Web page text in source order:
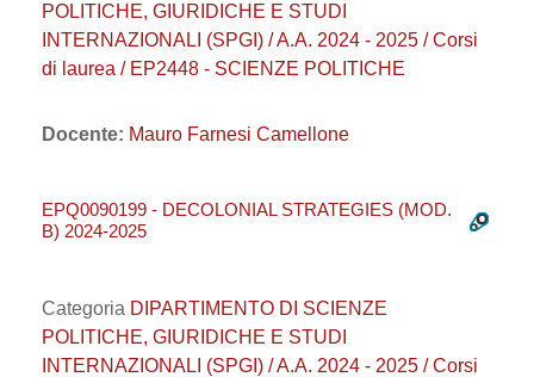
POLITICHE, GIURIDICHE E STUDI
INTERNAZIONALI (SPGI) / A.A. 2024 - 2025 / Corsi
di laurea / EP2448 - SCIENZE POLITICHE
Docente: Mauro Farnesi Camellone
EPQ0090199 - DECOLONIAL STRATEGIES (MOD.
B) 2024-2025
Categoria DIPARTIMENTO DI SCIENZE
POLITICHE, GIURIDICHE E STUDI
INTERNAZIONALI (SPGI) / A.A. 2024 - 2025 / Corsi